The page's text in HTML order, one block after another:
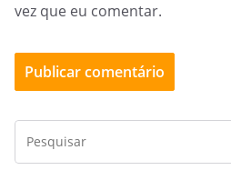
vez que eu comentar.